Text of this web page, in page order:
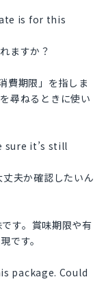
is for this
ますか？
費期限」を指しま
尋ねるときに使い
sure it’s still
夫か確認したいん
す。賞味期限や有
です。
package. Could